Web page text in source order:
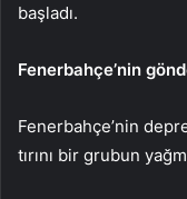
başladı.
Fenerbahçe’nin
Fenerbahçe’nin
tırını bir grubun